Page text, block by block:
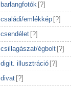
barlangfotók [?]
családi/emlékkép [?]
csendélet [?]
csillagászat/égbolt [?]
digit. illusztráció [?]
divat [?]